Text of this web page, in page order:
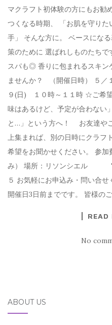
マクラフト初体験の方にもお勧
つくなる時期、 「お肌を守り
手」 そんな方に。 ベースにな
策のために 選ばれしものたち
スパも◎ 香りに包まれるスキン
ませんか？ （開催日時） ５／
９(日) １０時～１１時 ☆ご希
味はあるけど、予定が合わない
と…」という方へ！ お友達や
上集まれば、別の日時にクラ
希望をお聞かせください。 参
み） 場所：リソンシエル
５ お気軽にお申込み・問い合せ
開催日3日前までです。 皆様の
READ
No
ABOUT US